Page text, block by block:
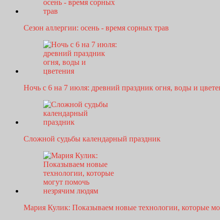
Сезон аллергии: осень - время сорных трав
Ночь с 6 на 7 июля: древний праздник огня, воды и
Сложной судьбы календарный праздник
Мария Кулик: Показываем новые технологии, которые